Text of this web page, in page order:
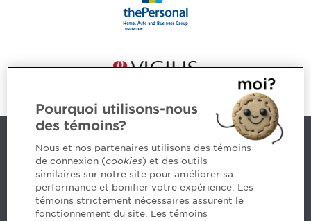
Contact us
5, Place Ville Marie, bureau 800, Montréal (Québec)
H3B 2G2
www.cpaquebec.ca
Pourquoi utilisons-nous
des témoins?
Nous et nos partenaires utilisons des témoins
de connexion (cookies) et des outils
similaires sur notre site pour améliorer sa
performance et bonifier votre expérience. Les
témoins strictement nécessaires assurent le
fonctionnement du site. Les témoins